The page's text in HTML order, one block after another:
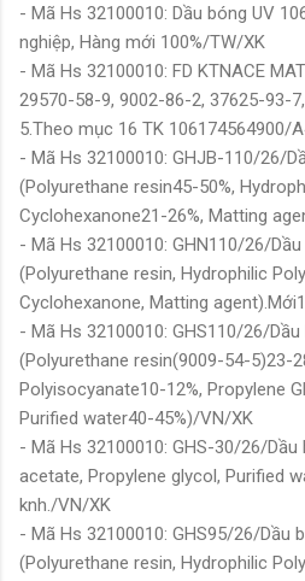
- Mã Hs 32100010: Dầu bóng UV
nghiệp, Hàng mới 100%/TW/XK
- Mã Hs 32100010: FD KTNACE
29570-58-9, 9002-86-2, 37625-93-
5.Theo mục 16 TK 106174564900/
- Mã Hs 32100010: GHJB-110/26/
(Polyurethane resin45-50%,
Cyclohexanone21-26%, Matting
- Mã Hs 32100010: GHN110/26/
(Polyurethane resin, Hydrophilic
Cyclohexanone, Matting
- Mã Hs 32100010: GHS110/26/
(Polyurethane resin(9009-54-5)23-
Polyisocyanate10-12%, Propylene
Purified water40-45%)/VN/XK
- Mã Hs 32100010: GHS-30/26/
acetate, Propylene glycol, Purified
knh./VN/XK
- Mã Hs 32100010: GHS95/26/Dầu
(Polyurethane resin, Hydrophilic